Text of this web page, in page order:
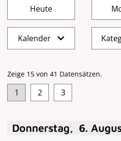
Kalender
Zeige 15 von 41 Datensätzen.
1 2 3
Donnerstag, 6.